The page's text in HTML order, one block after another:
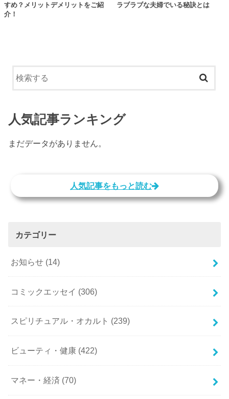
すめ？メリットデメリットをご紹
介！
ラブラブな夫婦でいる秘訣とは
人気記事ランキング
まだデータがありません。
人気記事をもっと読む
カテゴリー
お知らせ (14)
コミックエッセイ (306)
スピリチュアル・オカルト (239)
ビューティ・健康 (422)
マネー・経済 (70)